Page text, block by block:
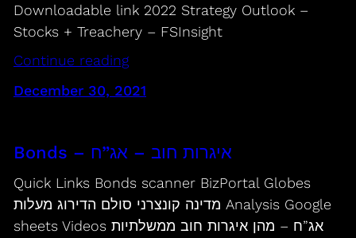
Downloadable link 2022 Strategy Outlook –
Stocks + Treachery – FSInsight
Continue reading
December 30, 2021
Bonds – איגרות חוב – אג”ח
Quick Links Bonds scanner BizPortal Globes
מדינה קונצרני סולם הדירוג מעלות Analysis Google
sheets Videos אג”ח – מהן איגרות חוב ממשלתיות